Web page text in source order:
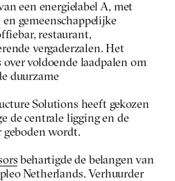
een energielabel A, met
gemeenschappelijke
restaurant,
vergaderzalen. Het
voldoende laadpalen om
duurzame
Solutions heeft gekozen
de centrale ligging en de
geboden wordt.
behartigde de belangen van
Netherlands. Verhuurder